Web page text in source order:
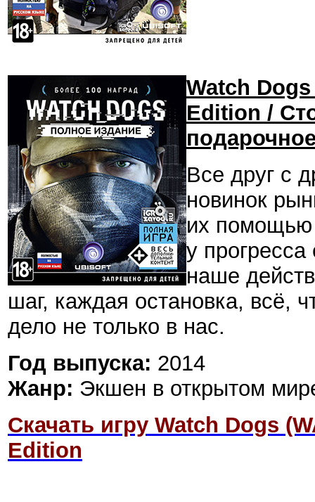
Watch
Edition /
Все друг с
новинок
их помощью
у
наше
шаг, каждая остановка, всё,
дело не только в нас.
Год выпуска: 2014
Жанр: Экшен в открытом
Скачать игру Watch Dogs
Edition